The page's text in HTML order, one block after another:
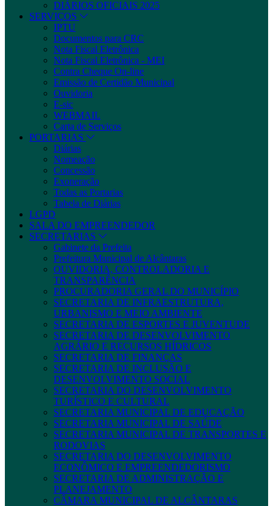
DIÁRIOS OFICIAIS 2025
SERVIÇOS
IPTU
Documentos para CRC
Nota Fiscal Eletrônica
Nota Fiscal Eletrônica - MEI
Contra Cheque On-line
Emissão de Certidão Municipal
Ouvidoria
E-sic
WEBMAIL
Carta de Serviços
PORTARIAS
Diárias
Nomeação
Concessão
Exoneração
Todas as Portarias
Tabela de Diárias
LGPD
SALA DO EMPREENDEDOR
SECRETARIAS
Gabinete da Prefeita
Prefeitura Municipal de Alcântaras
OUVIDORIA, CONTROLADORIA E
TRANSPARÊNCIA
PROCURADORIA GERAL DO MUNICÍPIO
SECRETARIA DE INFRAESTRUTURA,
URBANISMO E MEIO AMBIENTE
SECRETARIA DE ESPORTES E JUVENTUDE
SECRETARIA DE DESENVOLVIMENTO
AGRÁRIO E RECURSOS HÍDRICOS
SECRETARIA DE FINANÇAS
SECRETARIA DE INCLUSÃO E
DESENVOLVIMENTO SOCIAL
SECRETARIA DO DESENVOLVIMENTO
TURÍSTICO E CULTURAL
SECRETARIA MUNICIPAL DE EDUCAÇÃO
SECRETARIA MUNICIPAL DE SAÚDE
SECRETARIA MUNICIPAL DE TRANSPORTES E
RODOVIAS
SECRETARIA DO DESENVOLVIMENTO
ECONÔMICO E EMPREENDEDORISMO
SECRETARIA DE ADMINISTRAÇÃO E
PLANEJAMENTO
CÂMARA MUNICIPAL DE ALCÂNTARAS